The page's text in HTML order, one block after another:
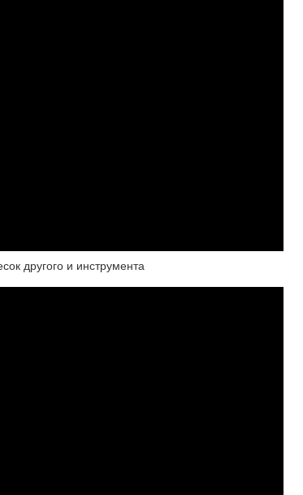
другого и инструмента